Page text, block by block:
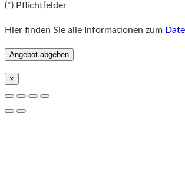
(*) Pflichtfelder
Hier finden Sie alle Informationen zum
×